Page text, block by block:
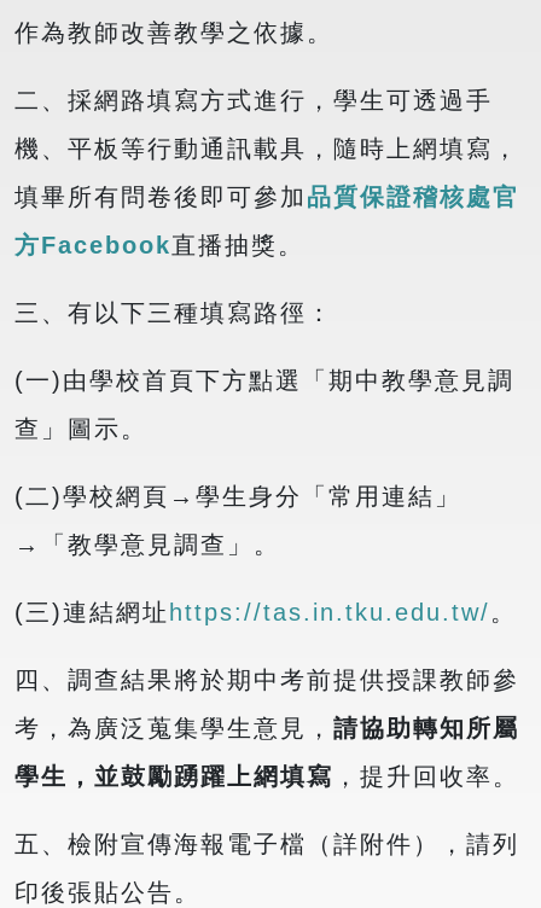
作為教師改善教學之依據。
二、採網路填寫方式進行，學生可透過手
機、平板等行動通訊載具，隨時上網填寫，
填畢所有問卷後即可參加 品質保證稽核處官
方Facebook直播抽獎。
三、有以下三種填寫路徑：
(一)由學校首頁下方點選「期中教學意見調
查」圖示。
(二)學校網頁→學生身分「常用連結」
→「教學意見調查」。
(三)連結網址 https://tas.in.tku.edu.tw/。
四、調查結果將於期中考前提供授課教師參
考，為廣泛蒐集學生意見， 請協助轉知所屬
學生，並鼓勵踴躍上網填寫 ，提升回收率。
五、檢附宣傳海報電子檔（詳附件），請列
印後張貼公告。